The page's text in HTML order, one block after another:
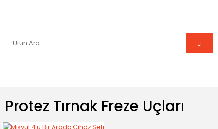
Protez Tırnak Freze Uçları